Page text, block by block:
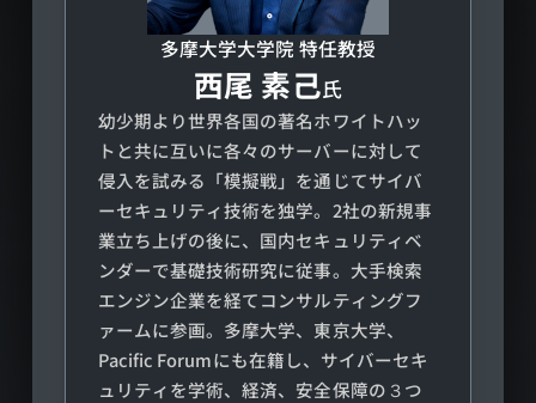
多摩大学大学院 特任教授
西尾 素己氏
幼少期より世界各国の著名ホワイトハッ
トと共に互いに各々のサーバーに対して
侵入を試みる「模擬戦」を通じてサイバ
ーセキュリティ技術を独学。2社の新規事
業立ち上げの後に、国内セキュリティベ
ンダーで基礎技術研究に従事。大手検索
エンジン企業を経てコンサルティングフ
ァームに参画。多摩大学、東京大学、
Pacific Forumにも在籍し、サイバーセキ
ュリティを学術、経済、安全保障の３つ